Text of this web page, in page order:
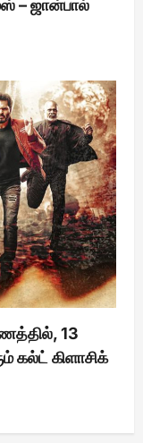
– ஜான்பால்
13
கல்ட் கிளாசிக்